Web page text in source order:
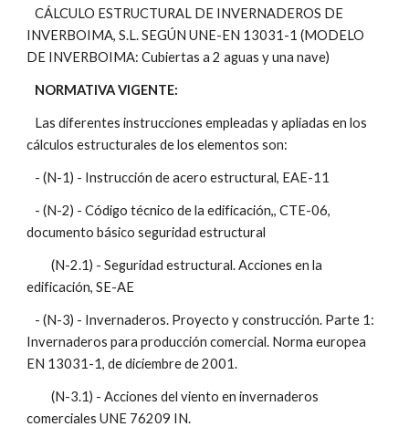
   CÁLCULO ESTRUCTURAL DE INVERNADEROS DE
INVERBOIMA, S.L. SEGÚN UNE-EN 13031-1 (MODELO
DE INVERBOIMA: Cubiertas a 2 aguas y una nave)
NORMATIVA VIGENTE:
cálculos estructurales de los elementos son:
   - (N-1) - Instrucción de acero estructural, EAE-11
documento básico seguridad estructural
         (N-2.1) - Seguridad estructural. Acciones en la
edificación, SE-AE
Invernaderos para producción comercial. Norma europea
EN 13031-1, de diciembre de 2001.
         (N-3.1) - Acciones del viento en invernaderos
comerciales UNE 76209 IN.